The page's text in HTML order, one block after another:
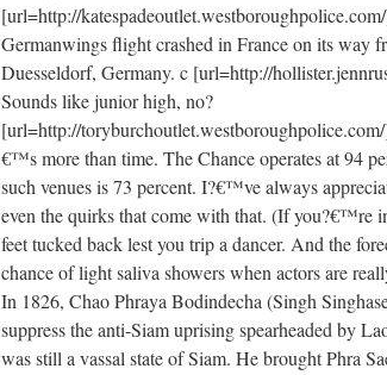
[url=http://
Germanwings flight crashed in France on its way
Duesseldorf, Germany. c [url=http://
Sounds like junior high, no?
[url=http://
€™s more than time. The Chance operates at 94
such venues is 73 percent. I?€™ve always
even the quirks that come with that. (If you?€™re
feet tucked back lest you trip a dancer. And the
chance of light saliva showers when actors are
In 1826, Chao Phraya Bodindecha (Singh
suppress the anti-Siam uprising spearheaded by
was still a vassal state of Siam. He brought Phra